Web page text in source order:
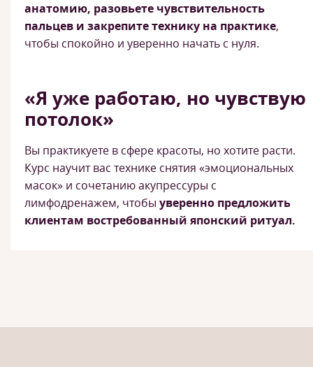
анатомию, разовьете чувствительность
пальцев и закрепите технику на практике,
чтобы спокойно и уверенно начать с нуля.
«Я уже работаю, но чувствую
потолок»
Вы практикуете в сфере красоты, но хотите расти.
Курс научит вас технике снятия «эмоциональных
масок» и сочетанию акупрессуры с
лимфодренажем, чтобы уверенно предложить
клиентам востребованный японский ритуал.